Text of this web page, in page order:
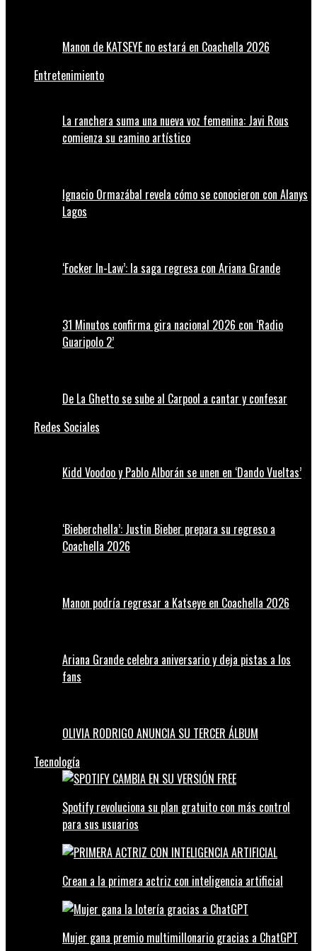
Manon de KATSEYE no estará en Coachella 2026
Entretenimiento
La ranchera suma una nueva voz femenina: Javi Rous
comienza su camino artístico
Ignacio Ormazábal revela cómo se conocieron con Alanys
Lagos
‘Focker In-Law’: la saga regresa con Ariana Grande
31 Minutos confirma gira nacional 2026 con ‘Radio
Guaripolo 2’
De La Ghetto se sube al Carpool a cantar y confesar
Redes Sociales
Kidd Voodoo y Pablo Alborán se unen en ‘Dando Vueltas’
‘Bieberchella’: Justin Bieber prepara su regreso a
Coachella 2026
Manon podría regresar a Katseye en Coachella 2026
Ariana Grande celebra aniversario y deja pistas a los
fans
OLIVIA RODRIGO ANUNCIA SU TERCER ÁLBUM
Tecnología
Spotify revoluciona su plan gratuito con más control
para sus usuarios
Crean a la primera actriz con inteligencia artificial
Mujer gana premio multimillonario gracias a ChatGPT